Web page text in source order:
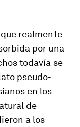
realmente
por una
todavía se
pseudo-
en los
de
a los